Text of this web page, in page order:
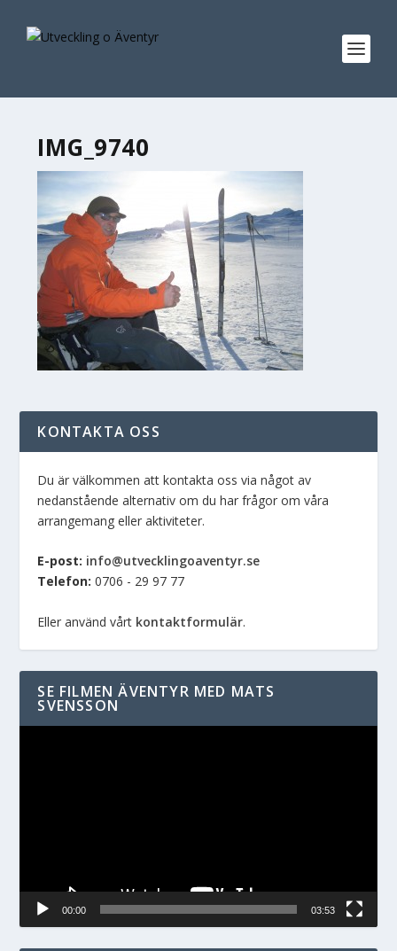
IMG_9740
KONTAKTA OSS
Du är välkommen att kontakta oss via något av
nedanstående alternativ om du har frågor om våra
arrangemang eller aktiviteter.
E-post: info@utvecklingoaventyr.se
Telefon: 0706 - 29 97 77
Eller använd vårt kontaktformulär.
SE FILMEN ÄVENTYR MED MATS
SVENSSON
00:00 03:53